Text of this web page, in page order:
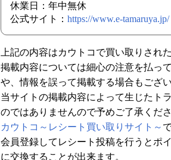
休業日：年中無休
公式サイト： https://www.e-tamaruya.jp/
上記の内容はカウトコで買い取りされ
掲載内容については細心の注意を払っ
や、情報を誤って掲載する場合もござ
当サイトの掲載内容によって生じたト
のではありませんので予めご了承くだ
カウトコ～レシート買い取りサイト～
会員登録してレシート投稿を行うとポ
に交換することが出来ます。